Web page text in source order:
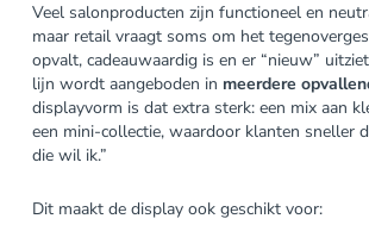
Veel salonproducten zijn functioneel en
maar retail vraagt soms om het
opvalt, cadeauwaardig is en er “nieuw”
lijn wordt aangeboden in meerdere
displayvorm is dat extra sterk: een mix aan
een mini-collectie, waardoor klanten sneller
die wil ik.”
Dit maakt de display ook geschikt voor: